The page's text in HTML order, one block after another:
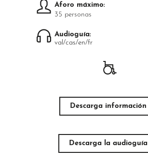
Aforo máximo:
35 personas
Audioguía:
val/cas/en/fr
Descarga información
Descarga la audioguía